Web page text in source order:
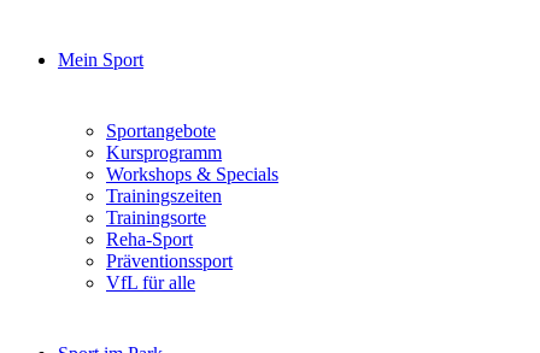
Mein Sport
Sportangebote
Kursprogramm
Workshops & Specials
Trainingszeiten
Trainingsorte
Reha-Sport
Präventionssport
VfL für alle